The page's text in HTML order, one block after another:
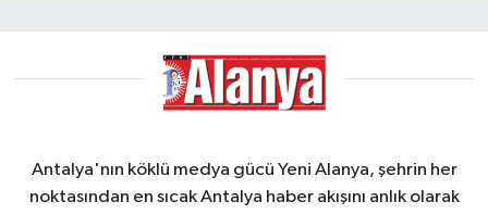
Antalya'nın köklü medya gücü Yeni Alanya, şehrin her
noktasından en sıcak Antalya haber akışını anlık olarak